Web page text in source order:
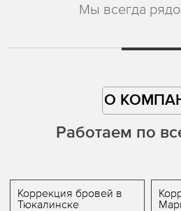
Мы всегда
О
Работаем по
Коррекция бровей в
Тюкалинске